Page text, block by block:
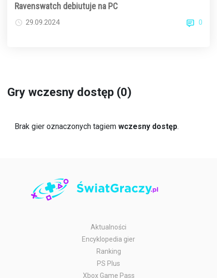
Ravenswatch debiutuje na PC
29.09.2024 0
Gry wczesny dostęp (0)
Brak gier oznaczonych tagiem wczesny dostęp.
Aktualności
Encyklopedia gier
Ranking
PS Plus
Xbox Game Pass